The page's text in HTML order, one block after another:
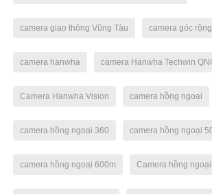
camera giao thông Vũng Tàu camera góc rộng
camera hanwha camera Hanwha Techwin
Camera Hanwha Vision camera hồng ngoại
camera hồng ngoại 360 camera hồng ngoại
camera hồng ngoại 600m Camera hồng